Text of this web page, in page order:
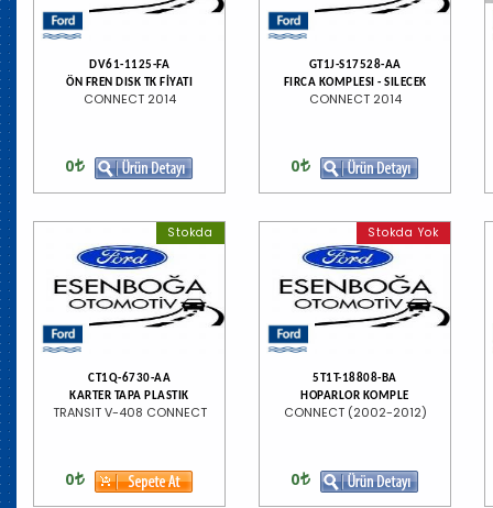
DV61-1125-FA
ÖN FREN DISK TK FİYATI
CONNECT 2014
0
GT1J-S17528-AA
FIRCA KOMPLESI - SILECEK
CONNECT 2014
0
Stokda
CT1Q-6730-AA
KARTER TAPA PLASTIK
TRANSIT V-408 CONNECT
0
Stokda Yok
5T1T-18808-BA
HOPARLOR KOMPLE
CONNECT (2002-2012)
0